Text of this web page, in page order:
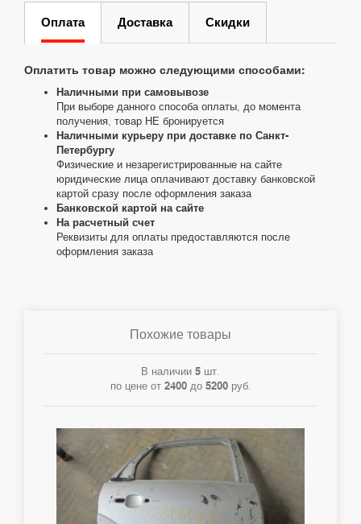
Оплата Доставка Скидки
Оплатить товар можно следующими способами:
Наличными при самовывозе
При выборе данного способа оплаты, до момента
получения, товар НЕ бронируется
Наличными курьеру при доставке по Санкт-
Петербургу
Физические и незарегистрированные на сайте
юридические лица оплачивают доставку банковской
картой сразу после оформления заказа
Банковской картой на сайте
На расчетный счет
Реквизиты для оплаты предоставляются после
оформления заказа
Похожие товары
В наличии 5 шт.
по цене от 2400до 5200руб.